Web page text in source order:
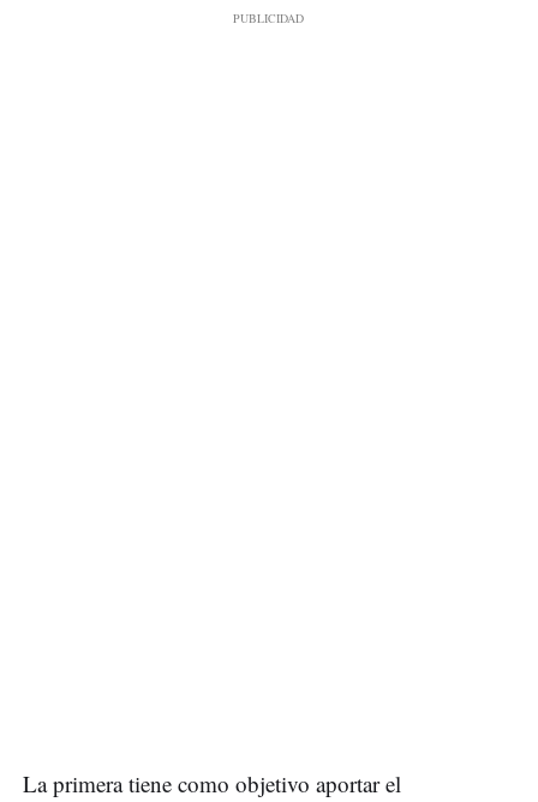
La primera tiene como objetivo aportar el